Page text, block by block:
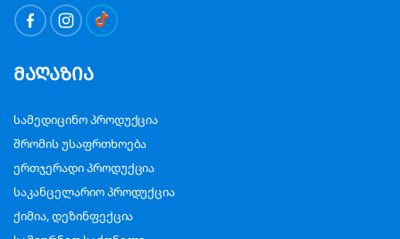
მაღაზია
სამედიცინო პროდუქცია
შრომის უსაფრთხოება
ერთჯერადი პროდუქცია
საკანცელარიო პროდუქცია
ქიმია, დეზინფექცია